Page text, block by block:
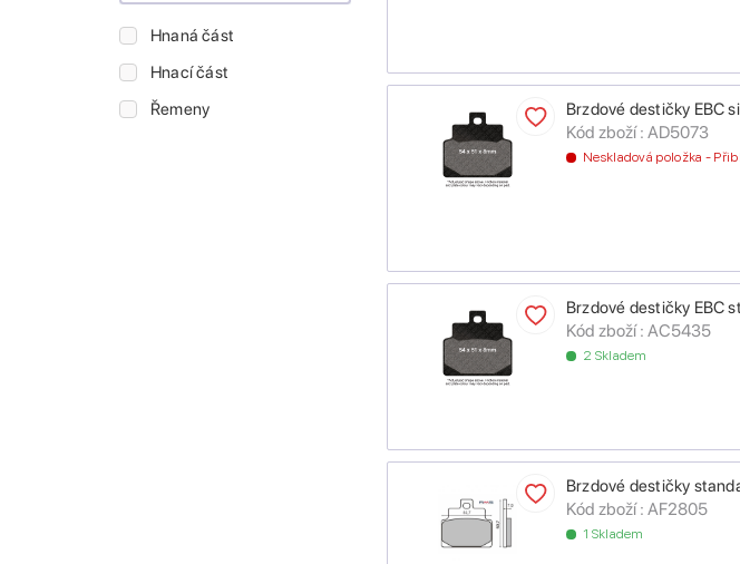
Hnaná část
Hnací část
Řemeny
Brzdové destičky EBC
Kód zboží : AD5073
Neskladová položka -
Brzdové destičky EBC
Kód zboží : AC5435
2 Skladem
Brzdové destičky
Kód zboží : AF2805
1 Skladem